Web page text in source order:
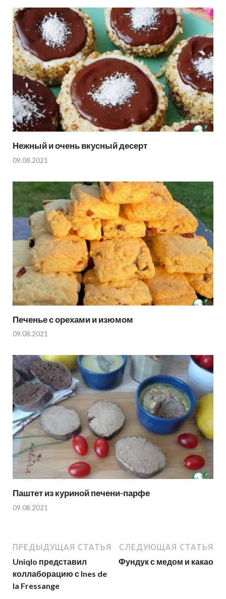
Нежный и очень вкусный десерт
09.08.2021
Печенье с орехами и изюмом
09.08.2021
Паштет из куриной печени-парфе
09.08.2021
ПРЕДЫДУЩАЯ СТАТЬЯ
Uniqlo представил
коллаборацию с Ines de
la Fressange
СЛЕДУЮЩАЯ СТАТЬЯ
Фундук с медом и какао